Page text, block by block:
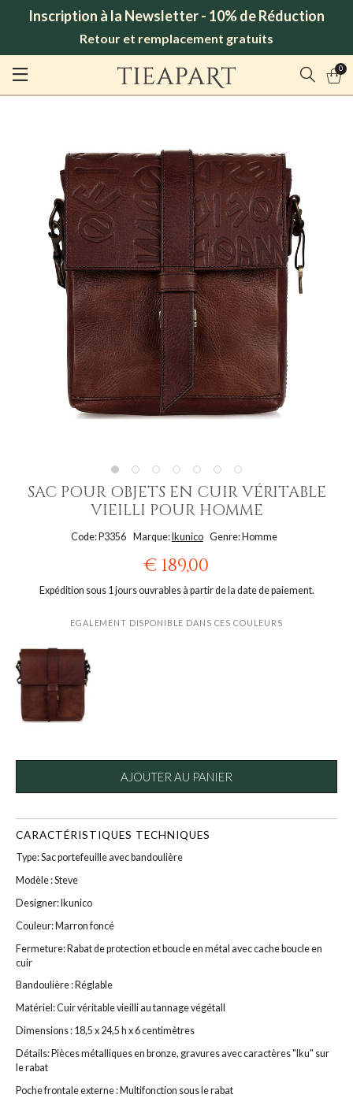
Inscription à la Newsletter - 10% de Réduction
Retour et remplacement gratuits
0
SAC POUR OBJETS EN CUIR VÉRITABLE
VIEILLI POUR HOMME
Code: P3356 Marque: Ikunico Genre: Homme
€ 189,00
Expédition sous 1 jours ouvrables à partir de la date de paiement.
EGALEMENT DISPONIBLE DANS CES COULEURS
AJOUTER AU PANIER
CARACTÉRISTIQUES TECHNIQUES
Type: Sac portefeuille avec bandoulière
Modèle : Steve
Designer: Ikunico
Couleur: Marron foncé
Fermeture: Rabat de protection et boucle en métal avec cache boucle en
cuir
Bandoulière : Réglable
Matériel: Cuir véritable vieilli au tannage végétall
Dimensions : 18,5 x 24,5 h x 6 centimètres
Détails: Pièces métalliques en bronze, gravures avec caractères "Iku" sur
le rabat
Poche frontale externe : Multifonction sous le rabat